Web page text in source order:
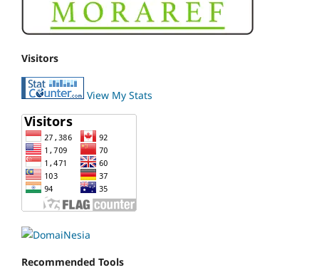
Visitors
View My Stats
Recommended Tools